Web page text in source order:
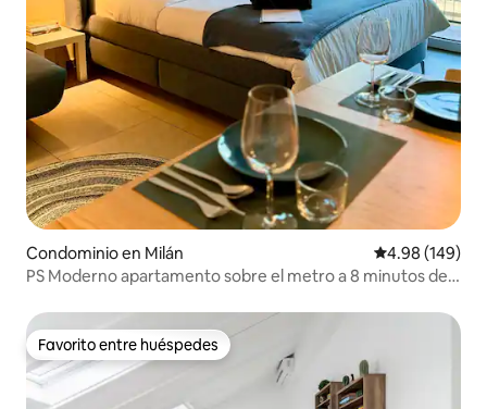
Condominio en Milán Calificación
4.98 (149)
PS Moderno apartamento sobre el metro a 8 minutos del
Favorito entre huéspedes
Favorito entre huéspedes